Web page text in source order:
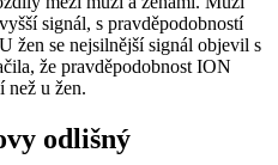
signál, s pravděpodobností
žen se nejsilnější signál objevil s
že pravděpodobnost ION
než u žen.
odlišný